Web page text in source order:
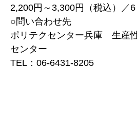
2,200円～3,300円（税込）／
○問い合わせ先
ポリテクセンター兵庫 生産
センター
TEL：06-6431-8205